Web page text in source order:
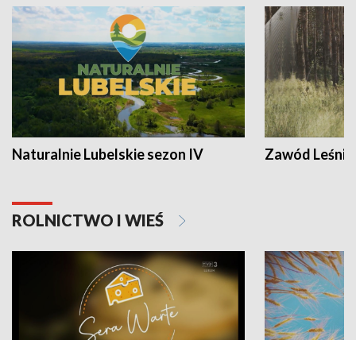
Naturalnie Lubelskie sezon IV Zawód Leśnik
ROLNICTWO I WIEŚ